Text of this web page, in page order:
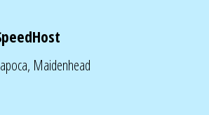
Maidenhead